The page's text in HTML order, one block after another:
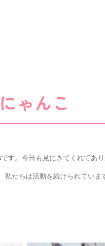
ゃんこ
です。今日も見にきてくれてあり
たちは活動を続けられていま